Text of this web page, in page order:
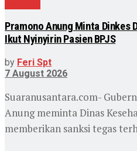
Pramono Anung Minta Dinkes
Ikut Nyinyirin Pasien BPJS
by Feri Spt
7 August 2026
Suaranusantara.com-
Anung meminta Dinas
memberikan sanksi tegas